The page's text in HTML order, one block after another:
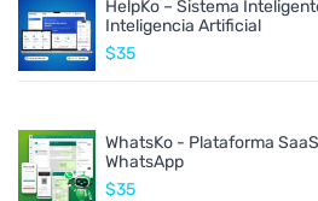
HelpKo – Sistema
Inteligencia Artificial
$35
WhatsKo - Plataforma
WhatsApp
$35